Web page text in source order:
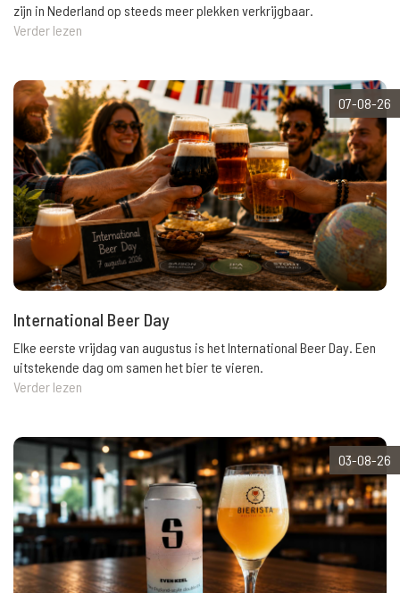
zijn in Nederland op steeds meer plekken verkrijgbaar.
Verder lezen
07-08-26
International Beer Day
Elke eerste vrijdag van augustus is het International Beer Day. Een
uitstekende dag om samen het bier te vieren.
Verder lezen
03-08-26